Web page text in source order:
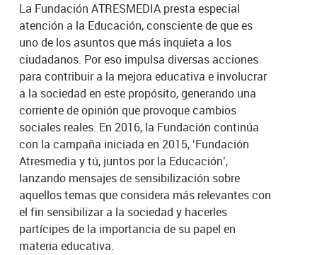
La Fundación ATRESMEDIA presta especial
atención a la Educación, consciente de que es
uno de los asuntos que más inquieta a los
ciudadanos. Por eso impulsa diversas acciones
para contribuir a la mejora educativa e involucrar
a la sociedad en este propósito, generando una
corriente de opinión que provoque cambios
sociales reales. En 2016, la Fundación continúa
con la campaña iniciada en 2015, ‘Fundación
Atresmedia y tú, juntos por la Educación’,
lanzando mensajes de sensibilización sobre
aquellos temas que considera más relevantes con
el fin sensibilizar a la sociedad y hacerles
partícipes de la importancia de su papel en
materia educativa.